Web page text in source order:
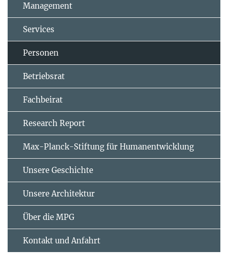
Management
Services
Personen
Betriebsrat
Fachbeirat
Research Report
Max-Planck-Stiftung für Humanentwicklung
Unsere Geschichte
Unsere Architektur
Über die MPG
Kontakt und Anfahrt